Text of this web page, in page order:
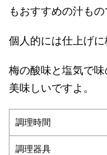
もおすすめの汁もの
個人的には仕上げに
梅の酸味と塩気で
美味しいですよ。
調理時間
調理器具